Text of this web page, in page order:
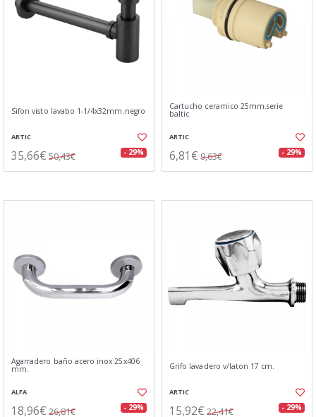
Sifon visto lavabo 1-1/4x32mm.negro
ARTIC
35,66€ 50,43€ - 29%
Cartucho ceramico 25mm.serie
baltic
ARTIC
6,81€ 9,63€ - 29%
Agarradero baño acero inox 25x406
mm.
ALFA
18,96€ 26,81€ - 29%
Grifo lavadero v/laton 17 cm.
ARTIC
15,92€ 22,41€ - 29%